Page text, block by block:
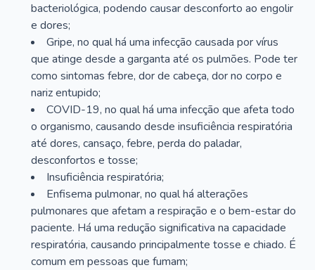
bacteriológica, podendo causar desconforto ao engolir
e dores;
Gripe, no qual há uma infecção causada por vírus
que atinge desde a garganta até os pulmões. Pode ter
como sintomas febre, dor de cabeça, dor no corpo e
nariz entupido;
COVID-19, no qual há uma infecção que afeta todo
o organismo, causando desde insuficiência respiratória
até dores, cansaço, febre, perda do paladar,
desconfortos e tosse;
Insuficiência respiratória;
Enfisema pulmonar, no qual há alterações
pulmonares que afetam a respiração e o bem-estar do
paciente. Há uma redução significativa na capacidade
respiratória, causando principalmente tosse e chiado. É
comum em pessoas que fumam;